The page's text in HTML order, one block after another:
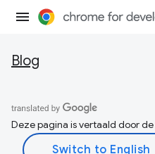
Blog
Deze pagina is vertaald door de